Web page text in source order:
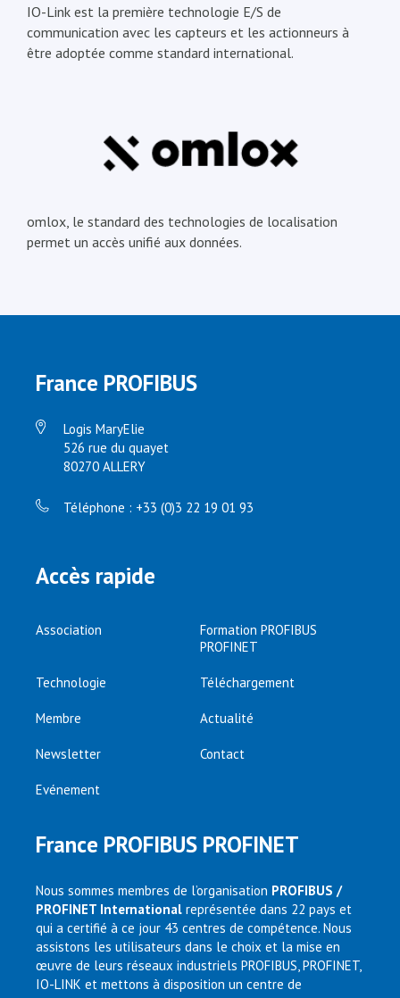
IO-Link est la première technologie E/S de
communication avec les capteurs et les actionneurs à
être adoptée comme standard international.
omlox, le standard des technologies de localisation
permet un accès unifié aux données.
France PROFIBUS
Logis MaryElie
526 rue du quayet
80270 ALLERY
Téléphone : +33 (0)3 22 19 01 93
Accès rapide
Association
Formation PROFIBUS
PROFINET
Technologie Téléchargement
Membre Actualité
Newsletter Contact
Evénement
France PROFIBUS PROFINET
Nous sommes membres de l’organisation PROFIBUS /
PROFINET International représentée dans 22 pays et
qui a certifié à ce jour 43 centres de compétence. Nous
assistons les utilisateurs dans le choix et la mise en
œuvre de leurs réseaux industriels PROFIBUS, PROFINET,
IO-LINK et mettons à disposition un centre de